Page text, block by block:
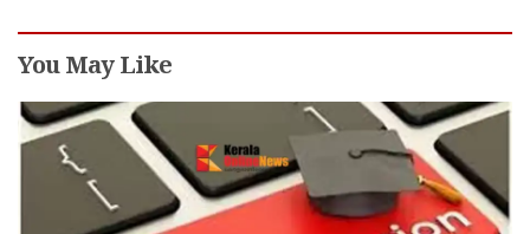
You May Like